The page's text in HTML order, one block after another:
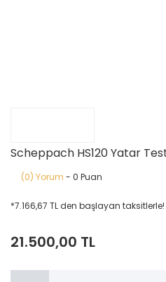
Scheppach HS120 Yatar
(0) Yorum - 0 Puan
*7.166,67 TL den başlayan taksitlerle!
21.500,00 TL